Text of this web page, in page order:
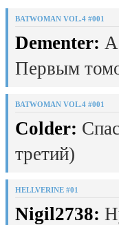
BATWOMAN VOL.4 #001
Dementer: А
Первым
BATWOMAN VOL.4 #001
Colder:
третий)
HELLVERINE #01
Nigil2738: